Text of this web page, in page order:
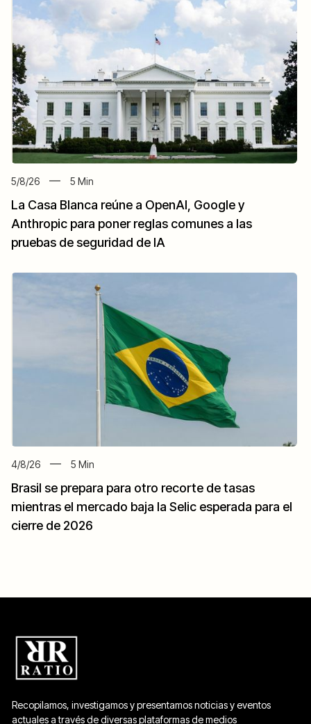
5/8/26 5 Min
La Casa Blanca reúne a OpenAI, Google y
Anthropic para poner reglas comunes a las
pruebas de seguridad de IA
4/8/26 5 Min
Brasil se prepara para otro recorte de tasas
mientras el mercado baja la Selic esperada para el
cierre de 2026
Recopilamos, investigamos y presentamos noticias y eventos
actuales a través de diversas plataformas de medios